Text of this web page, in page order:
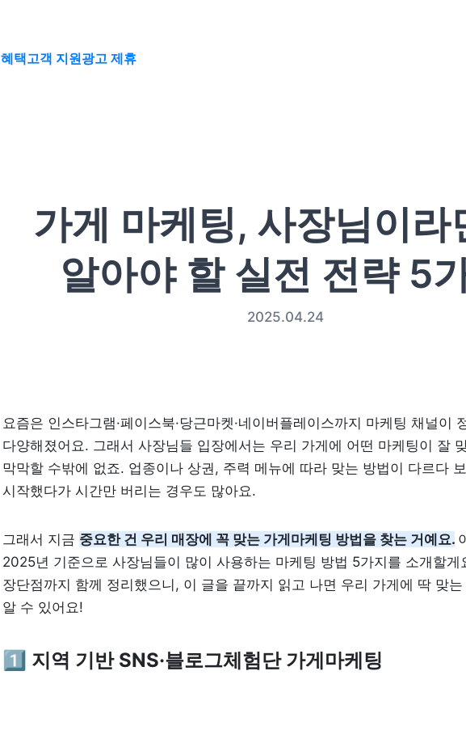
혜택고객 지원광고 제휴
가게 마케팅, 사장님이라
알아야 할 실전 전략 5
2025.04.24
요즘은 인스타그램·페이스북·당근마켓·네이버플레이스까지 마케팅 채널이
다양해졌어요. 그래서 사장님들 입장에서는 우리 가게에 어떤 마케팅이 잘
막막할 수밖에 없죠. 업종이나 상권, 주력 메뉴에 따라 맞는 방법이 다르다
시작했다가 시간만 버리는 경우도 많아요.
그래서 지금 중요한 건 우리 매장에 꼭 맞는 가게마케팅 방법을 찾는 거예요.
2025년 기준으로 사장님들이 많이 사용하는 마케팅 방법 5가지를 소개할게
장단점까지 함께 정리했으니, 이 글을 끝까지 읽고 나면 우리 가게에 딱 맞
알 수 있어요!
1️⃣ 지역 기반 SNS·블로그체험단 가게마케팅